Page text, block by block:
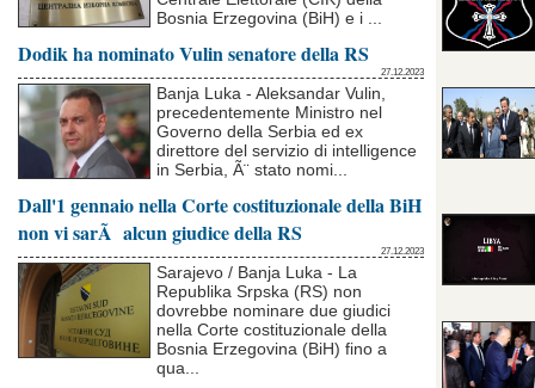
18:00 • • Prossimi al reciproco riconoscimento delle
Tirana - Nellâ€™ambito della finalizzazione dellâ€™accordo sul
tenuto a Tirana l'incontro tra il direttore del DPSHTRR, Endri Haxhiu
Dati della Bosnia-Erzegovina, Almir BadnjeviÄ‡. Al centro dell'incon
17:00 • • Migliorare la cooperazione con la
Podgorica - Oliver Spasovski, Ministro degli Interni della Macedonia
Ministro degli Interni montenegrino, e Zoran Miljanic, Ministro senza
media montenegrini, nell'ambito dell'incontro di Adzic e Spasovski
16:00 • • Brnabic al Forum strategico di Bled incontra
Bled/Belgrado - Il Premier della Serbia, Ana Brnabic, ha partecipato al
a cui ha preso parte era presente anche il presidente del Consiglio
partecipato alla cena offerta dal Premier sloveno Robert Golob pri
15:00 • • Osmani - Xhin: La cooperazione economica
Skopje - Il Ministro degli Esteri, Bujar Osmani ha avuto una riunione
costituisce il primo incontro a livello dei Ministri degli Esteri da
Ã¨ stata espressa la reciproca disponibilitÃ nella crescita
Bosnia Erzegovina (BiH) e i ...
Dodik ha nominato Vulin senatore della RS
27.12.2023
Banja Luka - Aleksandar Vulin,
precedentemente Ministro nel
Governo della Serbia ed ex
direttore del servizio di intelligence
in Serbia, Ã¨ stato nomi...
Dall'1 gennaio nella Corte costituzionale della BiH
non vi sarÃ alcun giudice della RS
27.12.2023
Sarajevo / Banja Luka - La
Republika Srpska (RS) non
dovrebbe nominare due giudici
nella Corte costituzionale della
Bosnia Erzegovina (BiH) fino a
qua...